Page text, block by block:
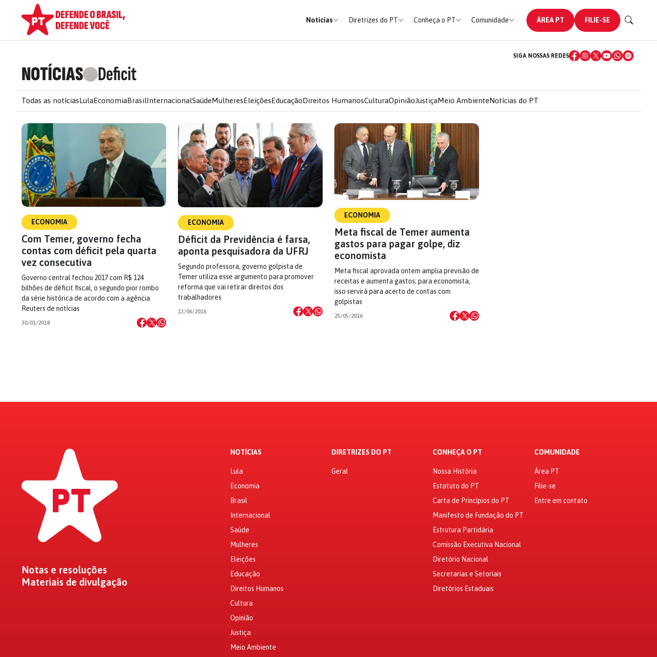
Notícias Diretrizes do PT Conheça o PT Comunidade ÁREA PT FILIE-SE
NOTÍCIAS Deficit
SIGA NOSSAS REDES
Todas as notíciasLulaEconomiaBrasilInternacionalSaúdeMulheresEleiçõesEducaçãoDireitos HumanosCulturaOpiniãoJustiçaMeio AmbienteNotícias do PT
ECONOMIA
Com Temer, governo fecha
contas com déficit pela quarta
vez consecutiva
Governo central fechou 2017 com R$ 124
bilhões de déficit fiscal, o segundo pior rombo
da série histórica de acordo com a agência
Reuters de notícias
30/01/2018
ECONOMIA
Déficit da Previdência é farsa,
aponta pesquisadora da UFRJ
Segundo professora, governo golpista de
Temer utiliza esse argumento para promover
reforma que vai retirar direitos dos
trabalhadores
13/06/2016
ECONOMIA
Meta fiscal de Temer aumenta
gastos para pagar golpe, diz
economista
Meta fiscal aprovada ontem amplia previsão de
receitas e aumenta gastos; para economista,
isso servirá para acerto de contas com
golpistas
25/05/2016
Notas e resoluções
Materiais de divulgação
NOTÍCIAS
Lula
Economia
Brasil
Internacional
Saúde
Mulheres
Eleições
Educação
Direitos Humanos
Cultura
Opinião
Justiça
Meio Ambiente
DIRETRIZES DO PT
Geral
CONHEÇA O PT
Nossa História
Estatuto do PT
Carta de Princípios do PT
Manifesto de Fundação do PT
Estrutura Partidária
Comissão Executiva Nacional
Diretório Nacional
Secretarias e Setoriais
Diretórios Estaduais
COMUNIDADE
Área PT
Filie-se
Entre em contato